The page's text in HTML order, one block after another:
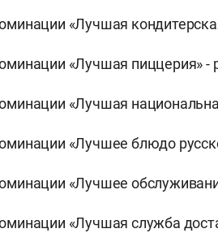
«Лучшая
«Лучшая пиццерия» -
«Лучшая
«Лучшее блюдо
«Лучшее
«Лучшая служба